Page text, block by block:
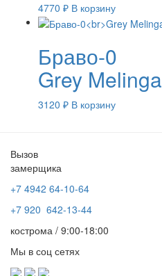
4770 ₽ В корзину
Браво-0
Grey Melinga
3120 ₽ В корзину
Вызов
замерщика
+7 4942 64-10-64
+7 920 642-13-44
кострома / 9:00-18:00
Мы в соц сетях